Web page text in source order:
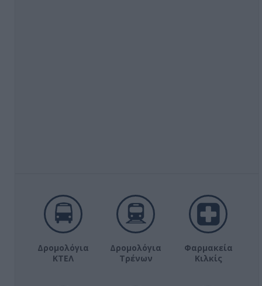
Δρομολόγια
ΚΤΕΛ
Δρομολόγια
Τρένων
Φαρμακεία
Κιλκίς